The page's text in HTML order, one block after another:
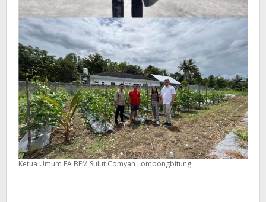
Ketua Umum FA BEM Sulut Comyan Lombongbitung